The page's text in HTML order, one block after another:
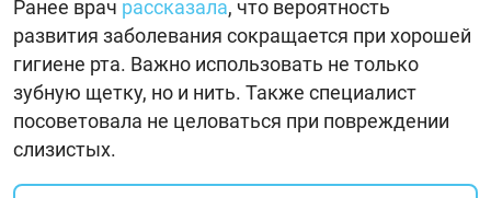
Ранее врач рассказала, что вероятность
развития заболевания сокращается при хорошей
гигиене рта. Важно использовать не только
зубную щетку, но и нить. Также специалист
посоветовала не целоваться при повреждении
слизистых.